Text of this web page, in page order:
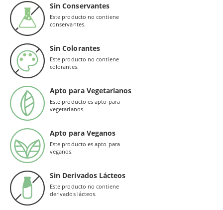
Sin Conservantes
Este producto no contiene
conservantes.
Sin Colorantes
Este producto no contiene
colorantes.
Apto para Vegetarianos
Este producto es apto para
vegetarianos.
Apto para Veganos
Este producto es apto para
veganos.
Sin Derivados Lácteos
Este producto no contiene
derivados lácteos.